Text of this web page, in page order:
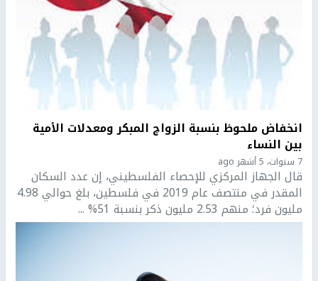
انخفاض ملحوظ بنسبة الزواج المبكر ومعدلات الأمية
بين النساء
7 سنوات، 5 أشهر ago
قال الجهاز المركزي للإحصاء الفلسطيني، إن عدد السكان
المقدر في منتصف عام 2019 في فلسطين، بلغ حوالي 4.98
مليون فرد؛ منهم 2.53 مليون ذكر بنسبة 51% ...